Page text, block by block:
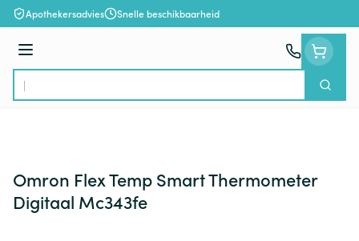
Ga naar de inhoud
Apothekersadvies Snelle beschikbaarheid
Menu
Product, merk, categorie...
Zoek
Omron Flex Temp Smart Thermometer
Digitaal Mc343fe